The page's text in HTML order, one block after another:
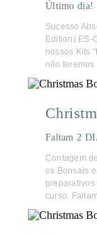
Último dia!
Sucesso
Edition) ES-
nossos Kits
não
Faltam 2
Contagem
os Bonsais
preparativos
curso.